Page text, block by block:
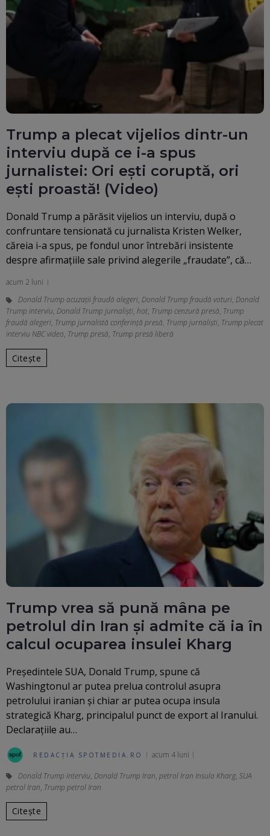
Trump a plecat vijelios dintr-un
interviu după ce i-a spus
jurnalistei: Ori ești coruptă, ori
ești proastă! (Video)
Donald Trump a părăsit vijelios un interviu, după o
confruntare tensionată cu jurnalista Kristen Welker,
căreia i-a spus, pe fondul unor întrebări insistente
despre afirmațiile sale privind alegerile „fraudate”, că…
acum 2 luni
Donald Trump acuzații fraudă alegeri, Donald Trump fraudă voturi, Donald
Trump interviu, Donald Trump jurnaliști, hot, Trump cenzură presă, Trump
fraudă alegeri, Trump jurnalistă conferință presă, Trump jurnaliști, Trump plecat
interviu NBC video, Trump presă, Trump presă liberă
Citește
Trump vrea să pună mâna pe
petrolul din Iran și admite că ia în
calcul ocuparea insulei Kharg
Președintele SUA, Donald Trump, spune că
Washingtonul ar putea prelua controlul asupra
petrolului iranian și chiar ar putea ocupa insula
strategică Kharg, principalul punct de export al Iranului.
Declarațiile au…
REDACȚIA SPOTMEDIA.RO acum 4 luni
Donald Trump interviu, Donald Trump Iran, petrol Iran Insula Kharg, SUA
petrol Iran, Trump petrol Iran
Citește